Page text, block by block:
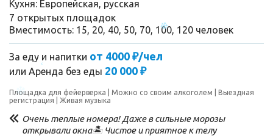
Кухня: Европейская, русская
7 открытых площадок
Вместимость: 15, 20, 40, 50, 70, 100, 120 человек
За еду и напитки от 4000 ₽/чел
или Аренда без еды 20 000 ₽
Площадка для фейерверка Можно со своим алкоголем
Выездная
регистрация
Живая музыка
Очень теплые номера! Даже в сильные морозы
открывали окна🏝️ Чистое и приятное к телу